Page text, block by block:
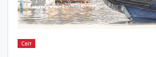
Світ